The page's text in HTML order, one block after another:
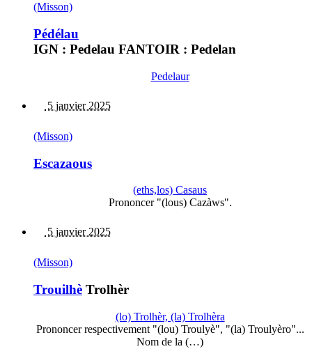
(Misson)
Pédélau
IGN : Pedelau FANTOIR : Pedelan
Pedelaur
5 janvier 2025
(Misson)
Escazaous
(eths,los) Casaus
Prononcer "(lous) Cazàws".
5 janvier 2025
(Misson)
Trouilhè Trolhèr
(lo) Trolhèr, (la) Trolhèra
Prononcer respectivement "(lou) Troulyè", "(la) Troulyèro"...
Nom de la (…)